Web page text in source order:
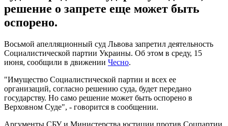
решение о запрете еще может быть
оспорено.
Восьмой апелляционный суд Львова запретил деятельность
Социалистической партии Украины. Об этом в среду, 15
июня, сообщили в движении Чесно.
"Имущество Социалистической партии и всех ее
организаций, согласно решению суда, будет передано
государству. Но само решение может быть оспорено в
Верховном Суде", - говорится в сообщении.
Аргументы СБУ и Министерства юстиции против Соцпартии